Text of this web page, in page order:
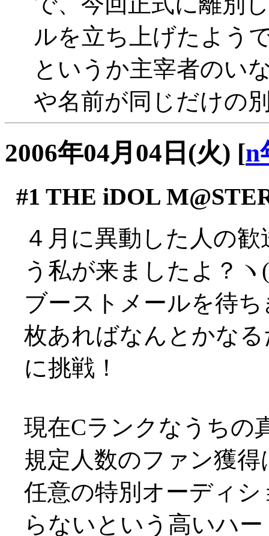
ルを立ち上げたよう
というか主宰者のい
や名前が同じだけの
2006年04月04日(火) [n
#1 THE iDOL
４月に異動した人の
う私が来ましたよ？ヽ
ブーストメールを待
枚あればなんとかな
に挑戦！
現在Cランクなうちの
規定人数のファン獲
任意の特別オーディ
らないという高いハ